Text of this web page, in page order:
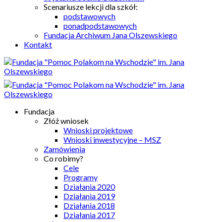
Scenariusze lekcji dla szkół:
podstawowych
ponadpodstawowych
Fundacja Archiwum Jana Olszewskiego
Kontakt
Fundacja
Złóż wniosek
Wnioski projektowe
Wnioski inwestycyjne – MSZ
Zamówienia
Co robimy?
Cele
Programy
Działania 2020
Działania 2019
Działania 2018
Działania 2017